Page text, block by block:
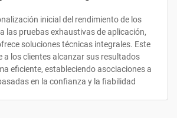
inicial del rendimiento de los
las pruebas exhaustivas de aplicación,
soluciones técnicas integrales. Este
a los clientes alcanzar sus resultados
eficiente, estableciendo asociaciones a
en la confianza y la fiabilidad